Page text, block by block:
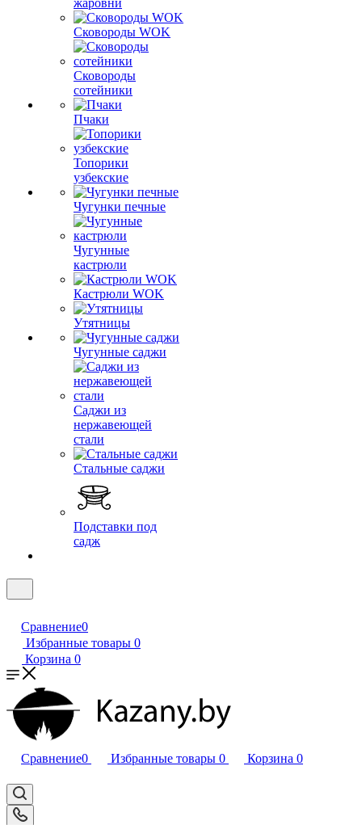
жаровни
Сковороды WOK
Сковороды
сотейники
Пчаки
Топорики
узбекские
Чугунки печные
Чугунные
кастрюли
Кастрюли WOK
Утятницы
Чугунные саджи
Саджи из
нержавеющей
стали
Стальные саджи
Подставки под
садж
Сравнение0
Избранные товары 0
Корзина 0
Сравнение0 Избранные товары 0 Корзина 0